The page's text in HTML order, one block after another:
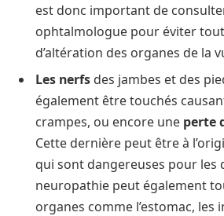
est donc important de
ophtalmologue pour éviter
d’altération des organes de la
Les nerfs des jambes et des
également être touchés
crampes, ou encore une perte
Cette dernière peut être à
qui sont dangereuses pour les
neuropathie peut également
organes comme l’estomac,